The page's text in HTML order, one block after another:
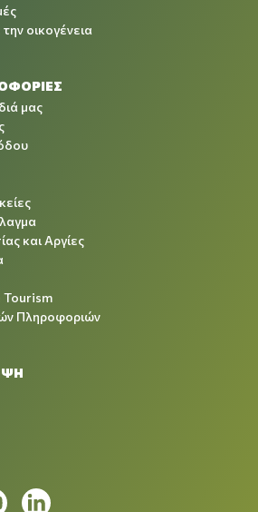
οικογένεια
μας
και Αργίες
Tourism
Πληροφοριών